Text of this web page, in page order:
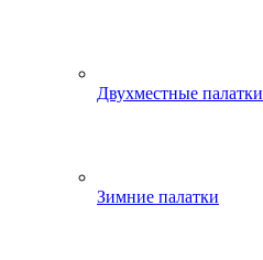
Двухместные палатки
Зимние палатки